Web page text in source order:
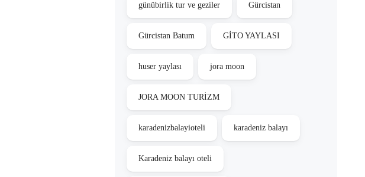
günübirlik tur ve geziler Gürcistan
Gürcistan Batum GİTO YAYLASI
huser yaylası jora moon
JORA MOON TURİZM
karadenizbalayioteli karadeniz balayı
Karadeniz balayı oteli